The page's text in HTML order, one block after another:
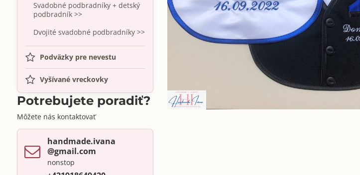
Svadobné podbradníky + detský
podbradník >>
Dvojité svadobné podbradníky >>
Podväzky pre nevestu
Vyšívané vreckovky
Potrebujete poradiť?
Môžete nás kontaktovať
handmade​.ivana ​
@gmail​.com
nonstop